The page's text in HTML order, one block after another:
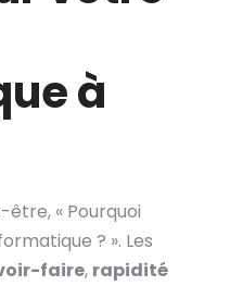
à
« Pourquoi
? ». Les
faire, rapidité